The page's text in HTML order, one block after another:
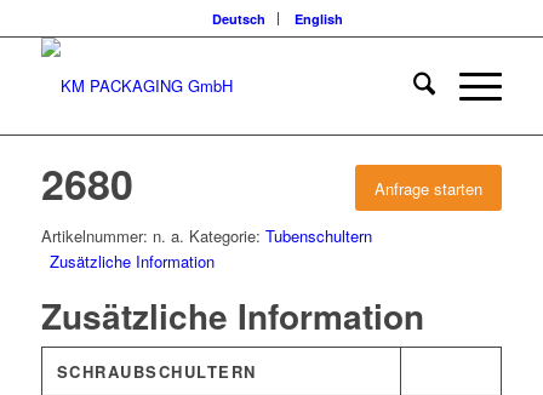
Deutsch English
Anfrage starten
2680
Artikelnummer: n. a. Kategorie: Tubenschultern
Zusätzliche Information
Zusätzliche Information
SCHRAUBSCHULTERN